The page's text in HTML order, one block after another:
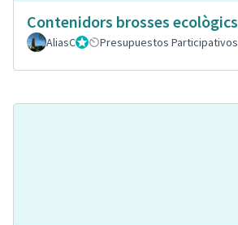
Contenidors brosses ecològics
AliasCGestorPresupuestos Participativos